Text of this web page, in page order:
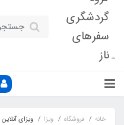
گردشگری
سفرهای
ناز
خانه فروشگاه ویزا ویزای